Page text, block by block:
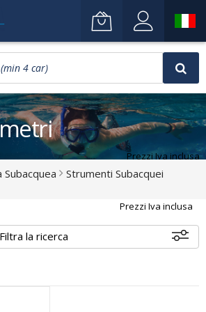
Prezzi Iva inclusa
Strumenti Subacquei
Prezzi Iva inclusa
Filtra la ricerca